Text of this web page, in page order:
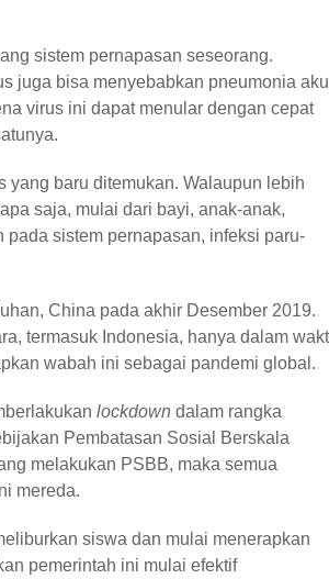
sistem pernapasan seseorang.
juga bisa menyebabkan pneumonia
virus ini dapat menular dengan cepat
baru ditemukan. Walaupun lebih
saja, mulai dari bayi, anak-anak,
sistem pernapasan, infeksi paru-
China pada akhir Desember 2019.
termasuk Indonesia, hanya dalam
wabah ini sebagai pandemi global.
lockdown dalam rangka
Pembatasan Sosial Berskala
melakukan PSBB, maka semua
mereda.
siswa dan mulai menerapkan
pemerintah ini mulai efektif